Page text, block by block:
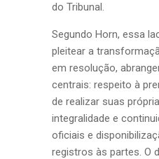
do Tribunal.
Segundo Horn, essa
pleitear a
em resolução,
centrais: respeito à
de realizar suas
integralidade e
oficiais e
registros às partes. O